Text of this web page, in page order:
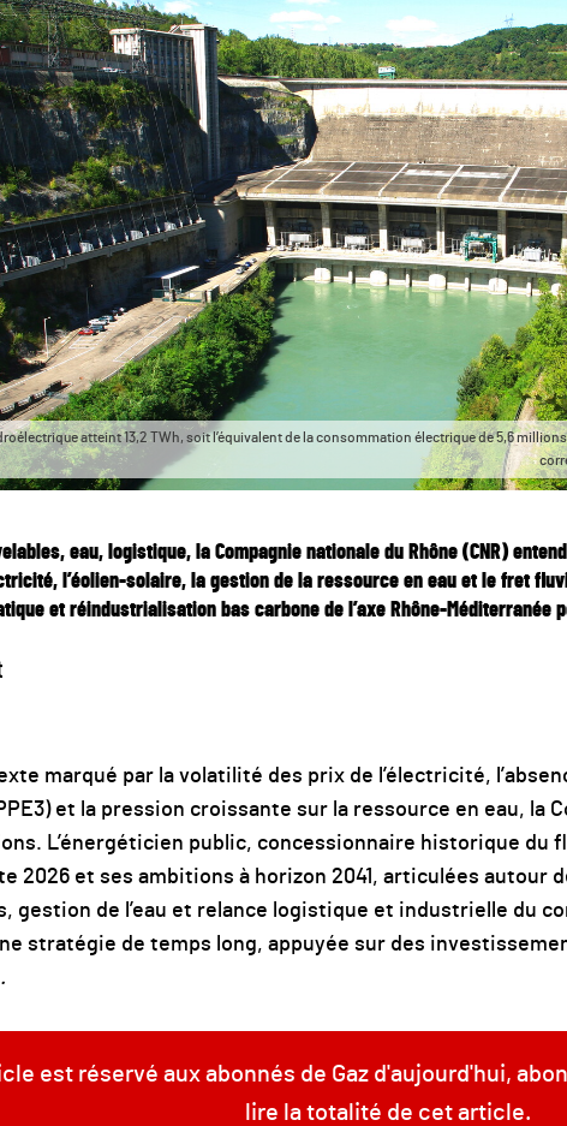
atteint 13,2 TWh, soit l’équivalent de la consommation électrique de 5,6
eau, logistique, la Compagnie nationale du Rhône (CNR)
l’éolien-solaire, la gestion de la ressource en eau et le fret
et réindustrialisation bas carbone de l’axe Rhône-Méditerranée
marqué par la volatilité des prix de l’électricité,
et la pression croissante sur la ressource en eau, la
L’énergéticien public, concessionnaire historique du
2026 et ses ambitions à horizon 2041, articulées autour
gestion de l’eau et relance logistique et industrielle du
stratégie de temps long, appuyée sur des
est réservé aux abonnés de Gaz d'aujourd'hui,
lire la totalité de cet article.